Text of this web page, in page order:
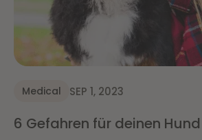
Medical SEP 1, 2023
6 Gefahren für deinen